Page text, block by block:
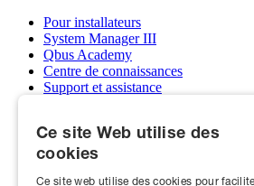
Pour installateurs
System Manager III
Qbus Academy
Centre de connaissances
Support et assistance
Devenez installateur
Qbus et écoles
Ce site Web utilise des
cookies
Ce site web utilise des cookies pour